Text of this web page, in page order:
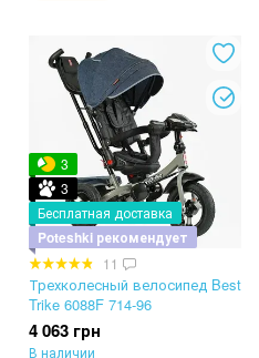
3
3
Бесплатная доставка
Poteshki рекомендует
11
Трехколесный велосипед Best
Trike 6088F 714-96
4 063 грн
В наличии